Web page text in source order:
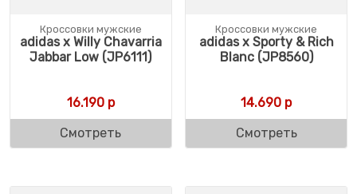
Кроссовки мужские
adidas x Willy Chavarria
Jabbar Low (JP6111)
16.190р
Смотреть
Кроссовки мужские
adidas x Sporty & Rich
Blanc (JP8560)
14.690 р
Смотреть